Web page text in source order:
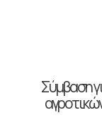
Σύμβαση